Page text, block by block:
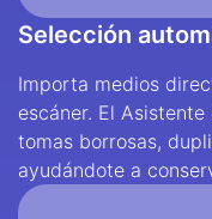
Selección
Importa medios
escáner. El
tomas borrosas,
ayudándote a